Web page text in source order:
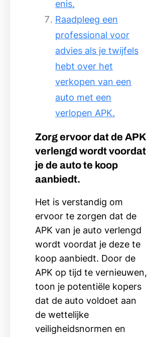
enis.
Raadpleeg een
professional voor
advies als je twijfels
hebt over het
verkopen van een
auto met een
verlopen APK.
Zorg ervoor dat de APK
verlengd wordt voordat
je de auto te koop
aanbiedt.
Het is verstandig om
ervoor te zorgen dat de
APK van je auto verlengd
wordt voordat je deze te
koop aanbiedt. Door de
APK op tijd te vernieuwen,
toon je potentiële kopers
dat de auto voldoet aan
de wettelijke
veiligheidsnormen en